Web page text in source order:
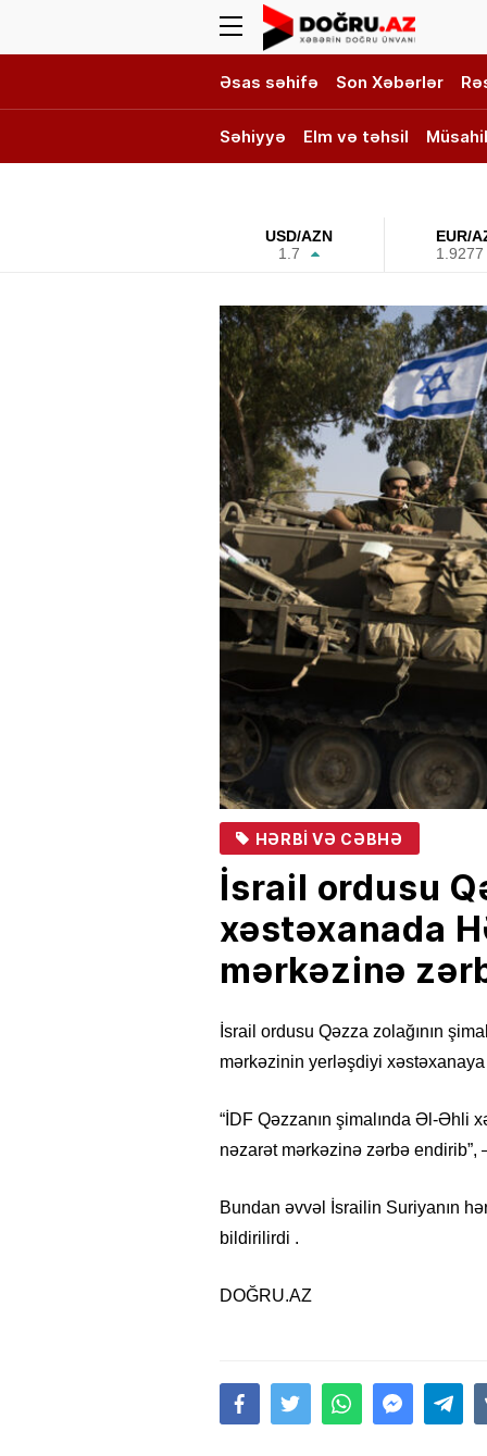
Əsas səhifə Son Xəbərlər
Səhiyyə Elm və təhsil
USD/AZN
1.7
EUR/
1.9277
HƏRBI VƏ CƏBHƏ
İsrail ordusu
xəstəxanada
mərkəzinə
İsrail ordusu Qəzza zolağının
mərkəzinin yerləşdiyi
“İDF Qəzzanın şimalında Əl-Əhli
nəzarət mərkəzinə zərbə endirib”,
Bundan əvvəl İsrailin Suriyanın
bildirilirdi .
DOĞRU.AZ